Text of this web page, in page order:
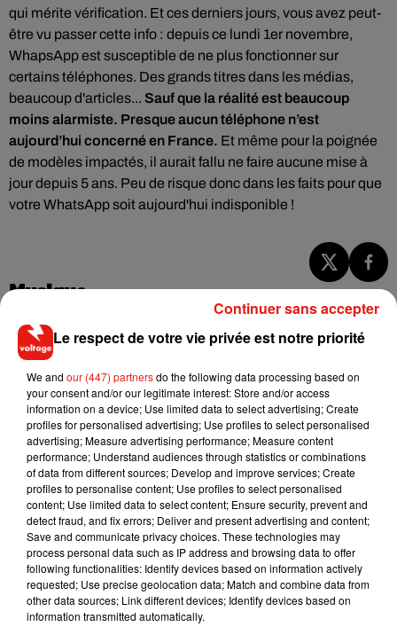
qui mérite vérification. Et ces derniers jours, vous avez peut-
être vu passer cette info : depuis ce lundi 1er novembre,
WhapsApp est susceptible de ne plus fonctionner sur
certains téléphones. Des grands titres dans les médias,
beaucoup d'articles... Sauf que la réalité est beaucoup
moins alarmiste. Presque aucun téléphone n’est
aujourd’hui concerné en France. Et même pour la poignée
de modèles impactés, il aurait fallu ne faire aucune mise à
jour depuis 5 ans. Peu de risque donc dans les faits pour que
votre WhatsApp soit aujourd'hui indisponible !
Musique
7 août 2026
album après sa tournée mondiale
7 août 2026
Angèle et Amélie Lens dévoilent leur
collaboration tant attendue
6 août 2026
Il y a 10 ans, DJ Snake changeait de
dimension avec son premier...
Le respect de votre vie privée est notre priorité
We and our (447) partnersdo the following data processing based on
your consent and/or our legitimate interest: Store and/or access
information on a device; Use limited data to select advertising; Create
profiles for personalised advertising; Use profiles to select personalised
advertising; Measure advertising performance; Measure content
performance; Understand audiences through statistics or combinations
of data from different sources; Develop and improve services; Create
profiles to personalise content; Use profiles to select personalised
content; Use limited data to select content; Ensure security, prevent and
detect fraud, and fix errors; Deliver and present advertising and content;
Save and communicate privacy choices. These technologies may
process personal data such as IP address and browsing data to offer
following functionalities: Identify devices based on information actively
requested; Use precise geolocation data; Match and combine data from
other data sources; Link different devices; Identify devices based on
information transmitted automatically.
Continuer sans accepter